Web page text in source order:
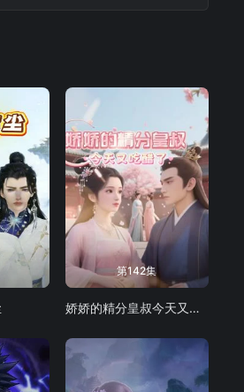
第142集
娇娇的精分皇叔今天又吃醋了